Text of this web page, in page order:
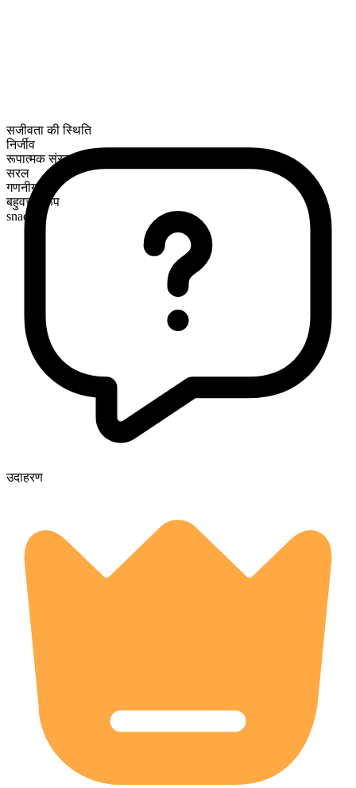
सजीवता की स्थिति
निर्जीव
रूपात्मक संरचना
सरल
गणनीय
बहुवचन रूप
snacks
उदाहरण